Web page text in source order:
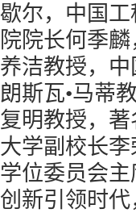
歇尔，中国
院院长何季
养洁教授，
朗斯瓦•马蒂
复明教授，
大学副校长
学位委员会
创新引领时